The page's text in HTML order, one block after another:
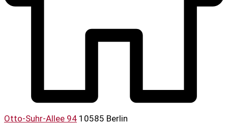
Otto-Suhr-Allee 94 10585 Berlin